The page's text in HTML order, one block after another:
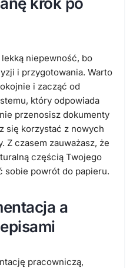
niepewność, bo
i przygotowania. Warto
i zacząć od
który odpowiada
przenosisz dokumenty
się korzystać z nowych
czasem zauważasz, że
częścią Twojego
sobie powrót do papieru.
a
pracowniczą,